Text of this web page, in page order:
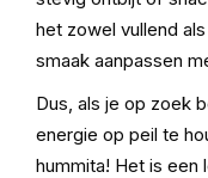
het zowel vullend
smaak aanpassen
Dus, als je op zoek
energie op peil te
hummita! Het is een